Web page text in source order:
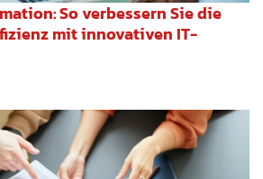
So verbessern Sie die
mit innovativen IT-